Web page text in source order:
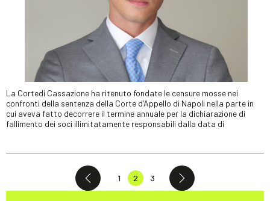
La Cortedi Cassazione ha ritenuto fondate le censure mosse nei
confronti della sentenza della Corte d’Appello di Napoli nella parte in
cui aveva fatto decorrere il termine annuale per la dichiarazione di
fallimento dei soci illimitatamente responsabili dalla data di
1 2 3